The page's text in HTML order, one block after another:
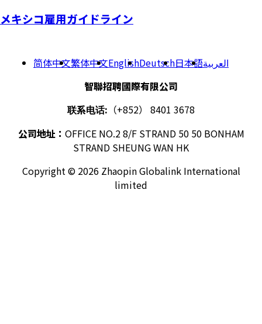
メキシコ雇用ガイドライン
简体中文繁体中文EnglishDeutsch日本語العربية
智聯招聘國際有限公司
联系电话: （+852） 8401 3678
公司地址： OFFICE NO.2 8/F STRAND 50 50 BONHAM
STRAND SHEUNG WAN HK
Copyright © 2026 Zhaopin Globalink International
limited